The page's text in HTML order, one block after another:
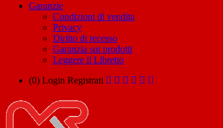
Garanzie
Condizioni di vendita
Privacy
Diritto di recesso
Garanzia sui prodotti
Leggere il Libretto
(0) Login Registrati